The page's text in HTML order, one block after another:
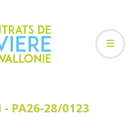
- PA26-28/0123